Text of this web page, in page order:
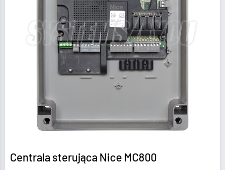
Centrala sterująca Nice MC800